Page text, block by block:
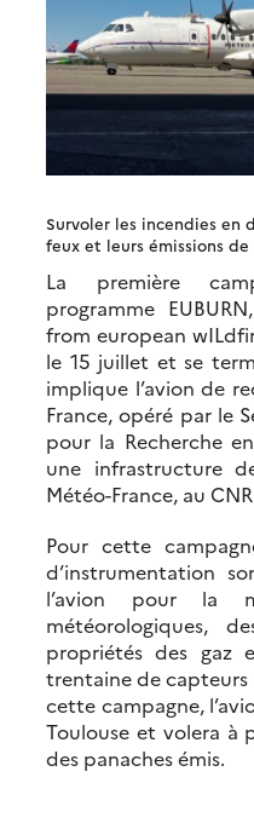
Survoler les incendies en
feux et leurs émissions
La première
programme
from european
le 15 juillet et se
implique l’avion de
France, opéré par le
pour la Recherche
une infrastructure
Météo-France, au
Pour cette
d’instrumentation
l’avion pour la
météorologiques,
propriétés des gaz
trentaine de capteurs
cette campagne,
Toulouse et volera à
des panaches émis.